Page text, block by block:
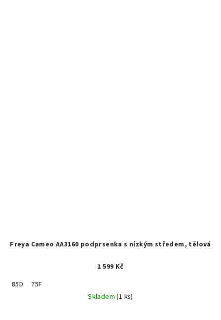
Freya Cameo AA3160 podprsenka s nízkým středem, tělová
1 599 Kč
85D
75F
Skladem(1 ks)